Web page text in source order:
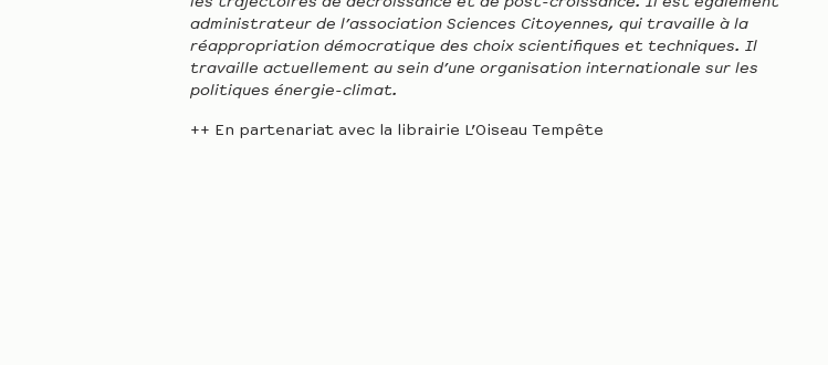
les trajectoires de décroissance et de post-croissance. Il est également
administrateur de l’association Sciences Citoyennes, qui travaille à la
réappropriation démocratique des choix scientifiques et techniques. Il
travaille actuellement au sein d’une organisation internationale sur les
politiques énergie-climat.
++ En partenariat avec la librairie L’Oiseau Tempête